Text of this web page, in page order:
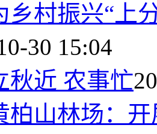
乡村振兴“上
30 15:04
秋近 农事忙
柏山林场：